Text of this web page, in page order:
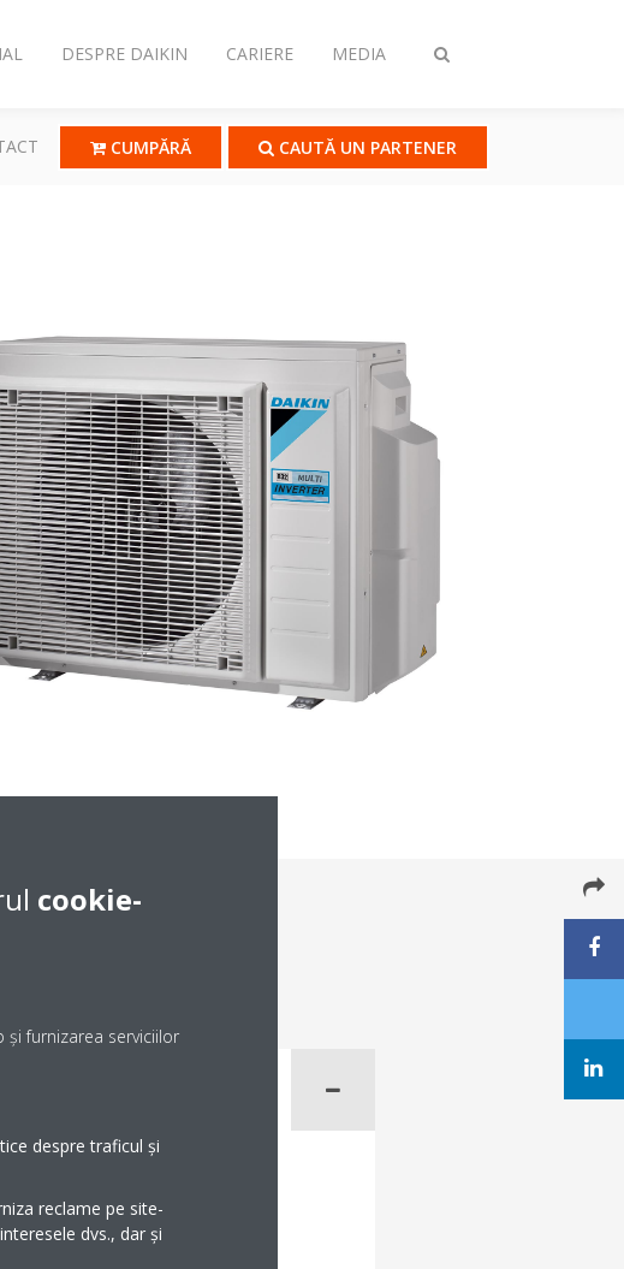
Comutare
DESPRE DAIKIN CARIERE MEDIA
CUMPĂRĂ CAUTĂ UN PARTENER
cookie-
furnizarea serviciilor
despre traficul și
reclame pe site-
dvs., dar și